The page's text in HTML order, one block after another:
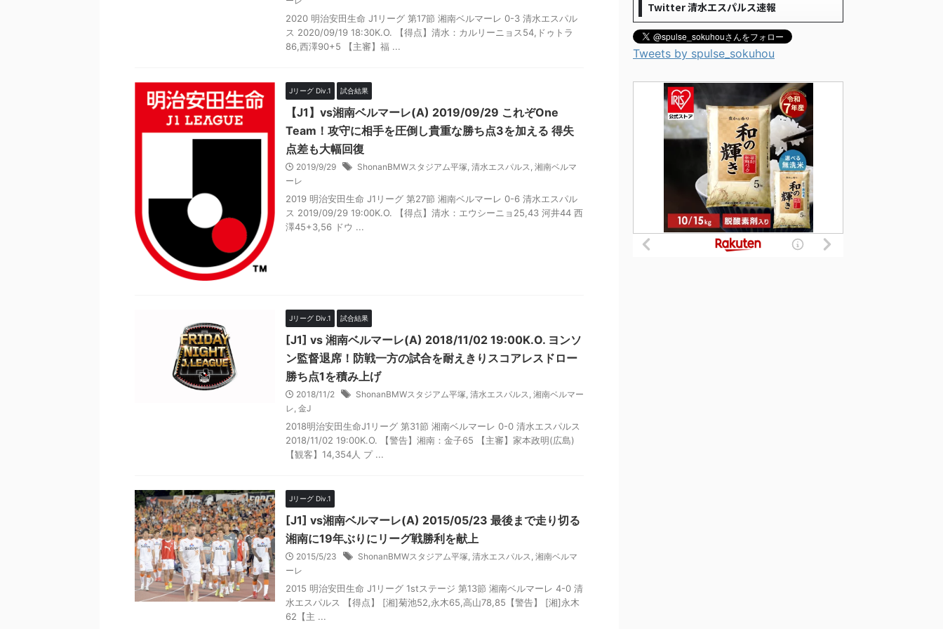
2020 明治安田生命 J1リーグ 第17節 湘南ベルマーレ 0-3 清水エスパル
ス 2020/09/19 18:30K.O. 【得点】清水：カルリーニョス54,ドゥトラ
86,西澤90+5 【主審】福 ...
Jリーグ Div.1 試合結果
【J1】vs湘南ベルマーレ(A) 2019/09/29 これぞOne
Team！攻守に相手を圧倒し貴重な勝ち点3を加える 得失
点差も大幅回復
2019/9/29 ShonanBMWスタジアム平塚, 清水エスパルス, 湘南ベルマ
ーレ
2019 明治安田生命 J1リーグ 第27節 湘南ベルマーレ 0-6 清水エスパル
ス 2019/09/29 19:00K.O. 【得点】清水：エウシーニョ25,43 河井44 西
澤45+3,56 ドウ ...
Jリーグ Div.1 試合結果
[J1] vs 湘南ベルマーレ(A) 2018/11/02 19:00K.O. ヨンソ
ン監督退席！防戦一方の試合を耐えきりスコアレスドロー
勝ち点1を積み上げ
2018/11/2 ShonanBMWスタジアム平塚, 清水エスパルス, 湘南ベルマー
レ, 金J
2018明治安田生命J1リーグ 第31節 湘南ベルマーレ 0-0 清水エスパルス
2018/11/02 19:00K.O. 【警告】湘南：金子65 【主審】家本政明(広島)
【観客】14,354人 プ ...
Jリーグ Div.1
[J1] vs湘南ベルマーレ(A) 2015/05/23 最後まで走り切る
湘南に19年ぶりにリーグ戦勝利を献上
2015/5/23 ShonanBMWスタジアム平塚, 清水エスパルス, 湘南ベルマ
ーレ
2015 明治安田生命 J1リーグ 1stステージ 第13節 湘南ベルマーレ 4-0 清
水エスパルス 【得点】 [湘]菊池52,永木65,高山78,85【警告】 [湘]永木
62【主 ...
Twitter 清水エスパルス速報
Tweets by spulse_sokuhou